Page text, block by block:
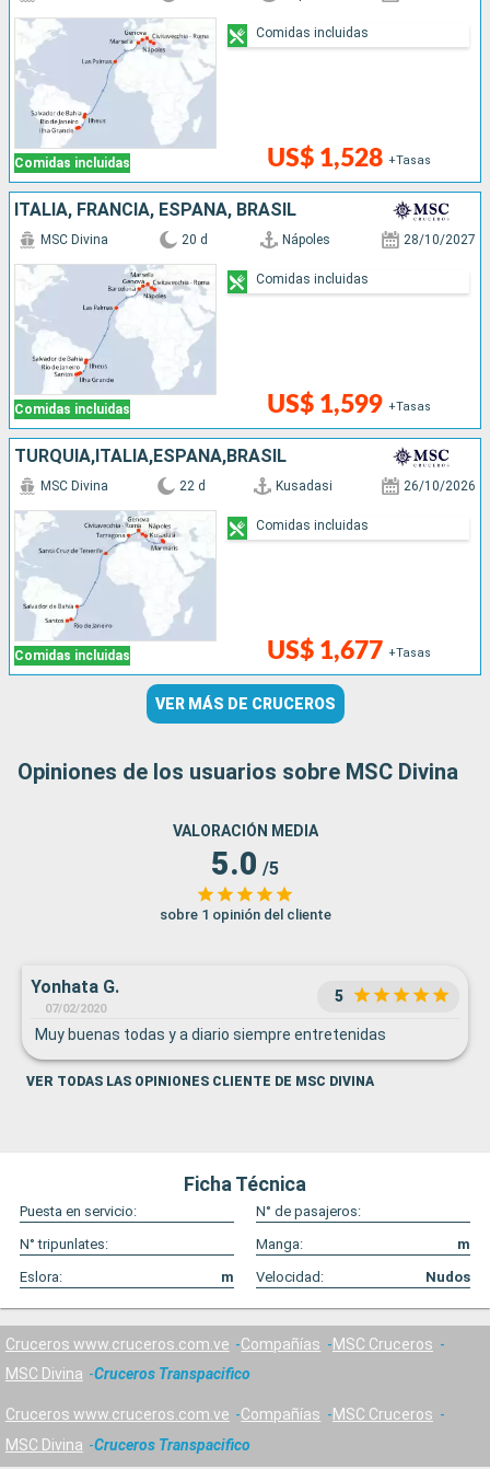
Comidas incluidas US$ 1,528 +Tasas
Comidas incluidas
ITALIA, FRANCIA, ESPAÑA, BRASIL
Comidas incluidas
MSC Divina 20 d Nápoles 28/10/2027
US$ 1,599 +Tasas
Comidas incluidas
TURQUÍA,ITALIA,ESPAÑA,BRASIL
Comidas incluidas
MSC Divina 22 d Kusadasi 26/10/2026
US$ 1,677 +Tasas
Comidas incluidas
VER MÁS DE CRUCEROS
Opiniones de los usuarios sobre MSC Divina
VALORACIÓN MEDIA
5.0 /5
sobre 1 opinión del cliente
Yonhata G.
07/02/2020
5
Muy buenas todas y a diario siempre entretenidas
VER TODAS LAS OPINIONES CLIENTE DE MSC DIVINA
Ficha Técnica
Puesta en servicio:
N° de pasajeros:
N° tripunlates:
Manga:
m
Eslora:
m Velocidad: Nudos
Cruceros www.cruceros.com.ve Compañías
MSC Cruceros
MSC Divina
Cruceros Transpacifico
Cruceros www.cruceros.com.ve Compañías
MSC Cruceros
MSC Divina
Cruceros Transpacifico